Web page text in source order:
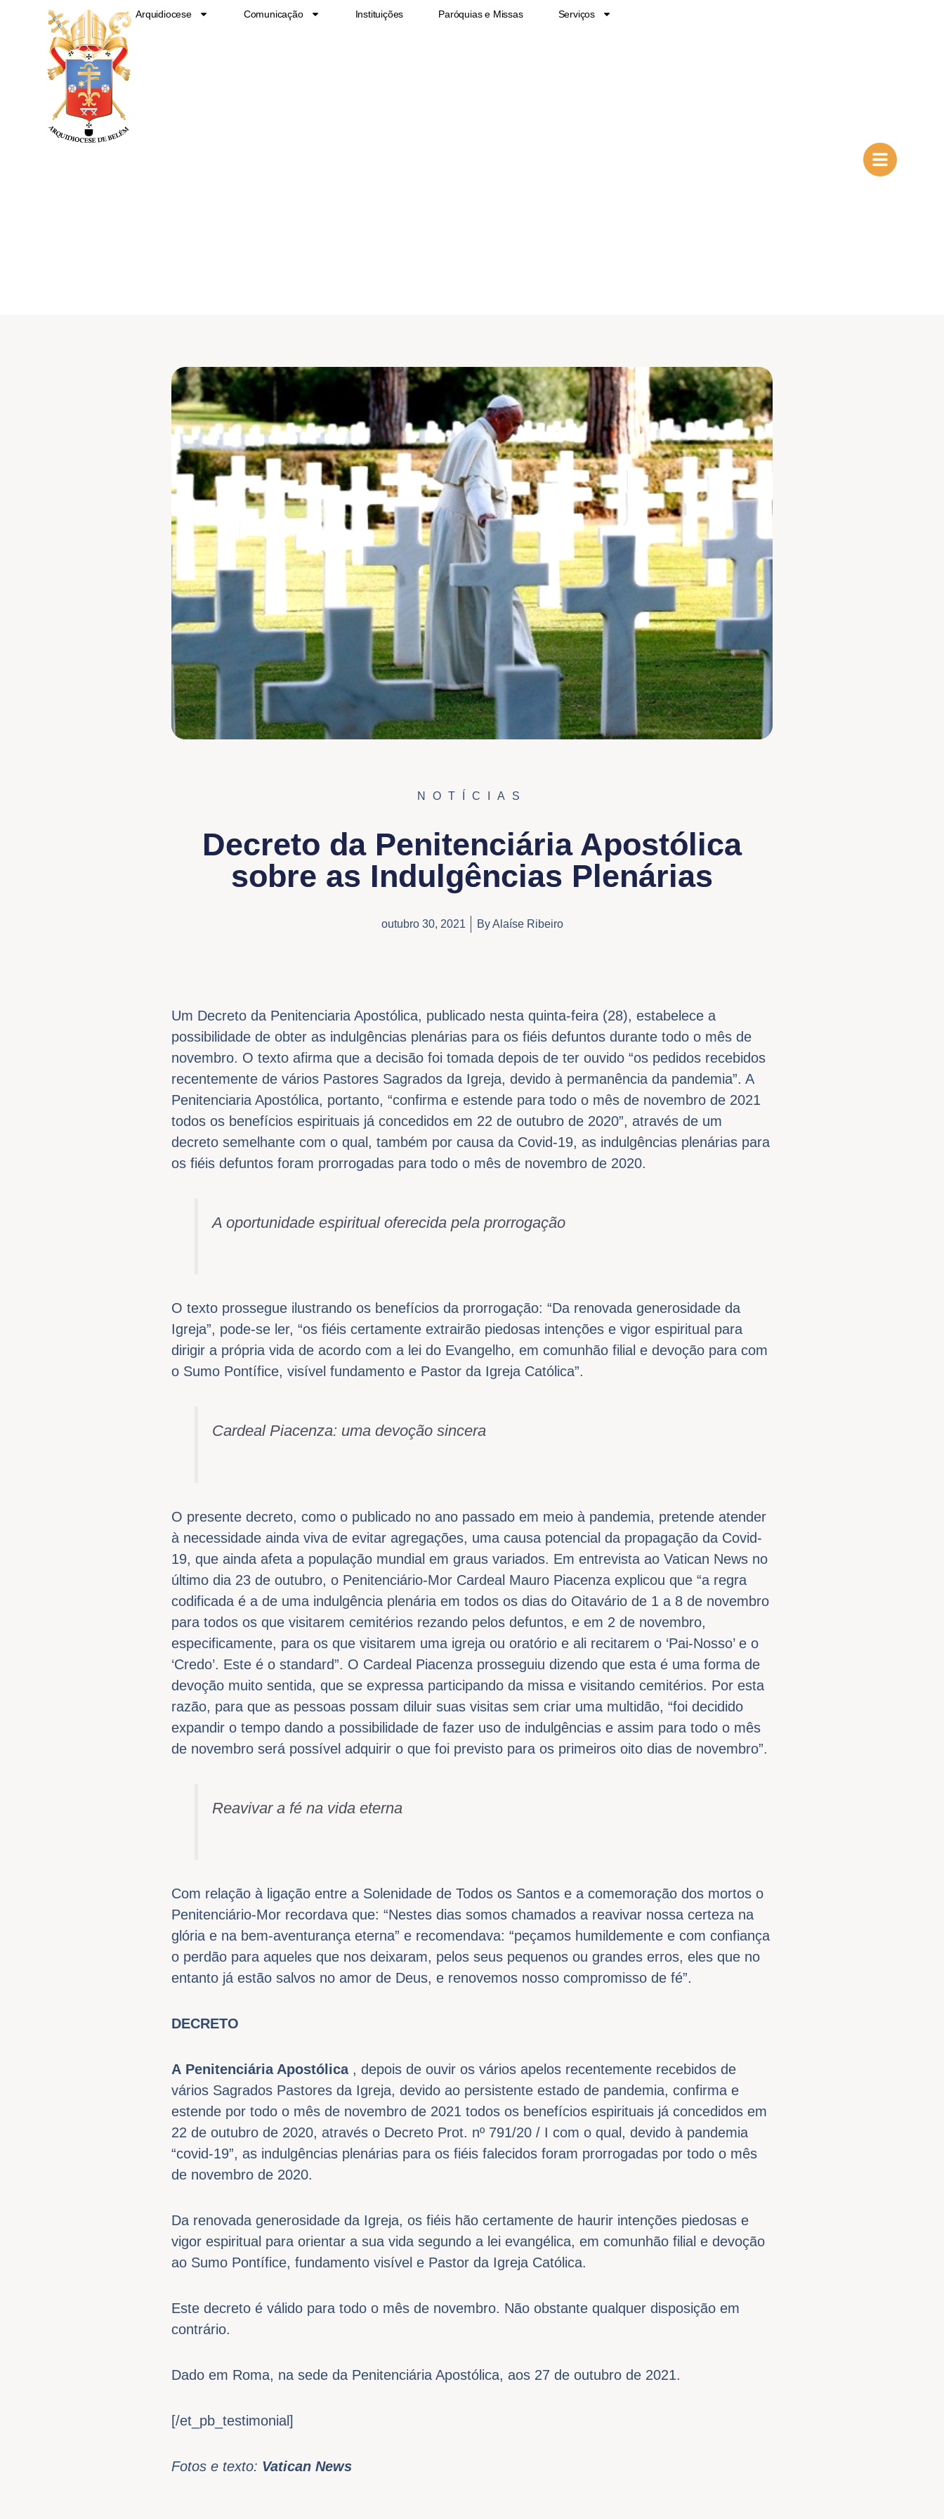
Arquidiocese Comunicação Instituições Paróquias e Missas Serviços
NOTÍCIAS
Decreto da Penitenciária Apostólica
sobre as Indulgências Plenárias
outubro 30, 2021 ByAlaíse Ribeiro
Um Decreto da Penitenciaria Apostólica, publicado nesta quinta-feira (28), estabelece a
possibilidade de obter as indulgências plenárias para os fiéis defuntos durante todo o mês de
novembro. O texto afirma que a decisão foi tomada depois de ter ouvido “os pedidos recebidos
recentemente de vários Pastores Sagrados da Igreja, devido à permanência da pandemia”. A
Penitenciaria Apostólica, portanto, “confirma e estende para todo o mês de novembro de 2021
todos os benefícios espirituais já concedidos em 22 de outubro de 2020”, através de um
decreto semelhante com o qual, também por causa da Covid-19, as indulgências plenárias para
os fiéis defuntos foram prorrogadas para todo o mês de novembro de 2020.
A oportunidade espiritual oferecida pela prorrogação
O texto prossegue ilustrando os benefícios da prorrogação: “Da renovada generosidade da
Igreja”, pode-se ler, “os fiéis certamente extrairão piedosas intenções e vigor espiritual para
dirigir a própria vida de acordo com a lei do Evangelho, em comunhão filial e devoção para com
o Sumo Pontífice, visível fundamento e Pastor da Igreja Católica”.
Cardeal Piacenza: uma devoção sincera
O presente decreto, como o publicado no ano passado em meio à pandemia, pretende atender
à necessidade ainda viva de evitar agregações, uma causa potencial da propagação da Covid-
19, que ainda afeta a população mundial em graus variados. Em entrevista ao Vatican News no
último dia 23 de outubro, o Penitenciário-Mor Cardeal Mauro Piacenza explicou que “a regra
codificada é a de uma indulgência plenária em todos os dias do Oitavário de 1 a 8 de novembro
para todos os que visitarem cemitérios rezando pelos defuntos, e em 2 de novembro,
especificamente, para os que visitarem uma igreja ou oratório e ali recitarem o ‘Pai-Nosso’ e o
‘Credo’. Este é o standard”. O Cardeal Piacenza prosseguiu dizendo que esta é uma forma de
devoção muito sentida, que se expressa participando da missa e visitando cemitérios. Por esta
razão, para que as pessoas possam diluir suas visitas sem criar uma multidão, “foi decidido
expandir o tempo dando a possibilidade de fazer uso de indulgências e assim para todo o mês
de novembro será possível adquirir o que foi previsto para os primeiros oito dias de novembro”.
Reavivar a fé na vida eterna
Com relação à ligação entre a Solenidade de Todos os Santos e a comemoração dos mortos o
Penitenciário-Mor recordava que: “Nestes dias somos chamados a reavivar nossa certeza na
glória e na bem-aventurança eterna” e recomendava: “peçamos humildemente e com confiança
o perdão para aqueles que nos deixaram, pelos seus pequenos ou grandes erros, eles que no
entanto já estão salvos no amor de Deus, e renovemos nosso compromisso de fé”.
DECRETO
A Penitenciária Apostólica, depois de ouvir os vários apelos recentemente recebidos de
vários Sagrados Pastores da Igreja, devido ao persistente estado de pandemia, confirma e
estende por todo o mês de novembro de 2021 todos os benefícios espirituais já concedidos em
22 de outubro de 2020, através o Decreto Prot. nº 791/20 / I com o qual, devido à pandemia
“covid-19”, as indulgências plenárias para os fiéis falecidos foram prorrogadas por todo o mês
de novembro de 2020.
Da renovada generosidade da Igreja, os fiéis hão certamente de haurir intenções piedosas e
vigor espiritual para orientar a sua vida segundo a lei evangélica, em comunhão filial e devoção
ao Sumo Pontífice, fundamento visível e Pastor da Igreja Católica.
Este decreto é válido para todo o mês de novembro. Não obstante qualquer disposição em
contrário.
Dado em Roma, na sede da Penitenciária Apostólica, aos 27 de outubro de 2021.
[/et_pb_testimonial]
Fotos e texto: Vatican News